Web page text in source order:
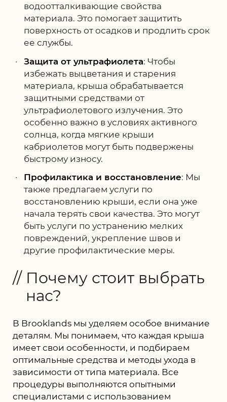
водоотталкивающие свойства
материала. Это помогает защитить
поверхность от осадков и продлить срок
ее службы.
Защита от ультрафиолета: Чтобы
избежать выцветания и старения
материала, крыша обрабатывается
защитными средствами от
ультрафиолетового излучения. Это
особенно важно в условиях активного
солнца, когда мягкие крыши
кабриолетов могут быть подвержены
быстрому износу.
Профилактика и восстановление: Мы
также предлагаем услуги по
восстановлению крыши, если она уже
начала терять свои качества. Это могут
быть услуги по устранению мелких
повреждений, укрепление швов и
другие профилактические меры.
Почему стоит выбрать
нас?
В Brooklands мы уделяем особое внимание
деталям. Мы понимаем, что каждая крыша
имеет свои особенности, и подбираем
оптимальные средства и методы ухода в
зависимости от типа материала. Все
процедуры выполняются опытными
специалистами с использованием